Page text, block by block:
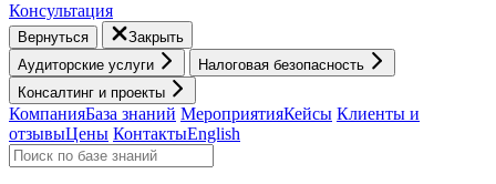
Консультация
Вернуться
Закрыть
Аудиторские услуги
Налоговая безопасность
Консалтинг и проекты
КомпанияБаза знаний МероприятияКейсы Клиенты и
отзывыЦены КонтактыEnglish